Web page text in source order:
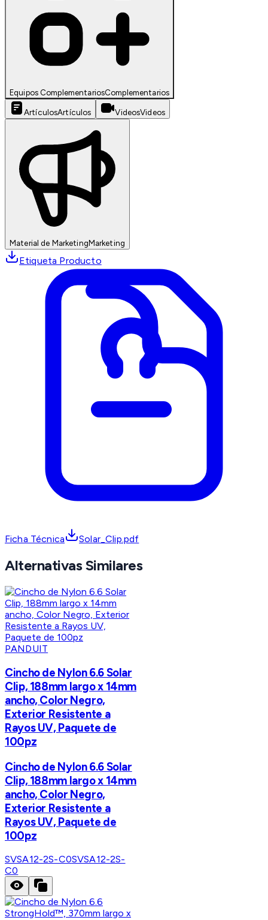
Equipos ComplementariosComplementarios
ArtículosArtículos VideosVideos
Material de MarketingMarketing
Etiqueta Producto
Ficha Técnica Solar_Clip.pdf
Alternativas Similares
PANDUIT
Cincho de Nylon 6.6 Solar
Clip, 188mm largo x 14mm
ancho, Color Negro,
Exterior Resistente a
Rayos UV, Paquete de
100pz
Cincho de Nylon 6.6 Solar
Clip, 188mm largo x 14mm
ancho, Color Negro,
Exterior Resistente a
Rayos UV, Paquete de
100pz
SVSA12-2S-C0SVSA12-2S-
C0